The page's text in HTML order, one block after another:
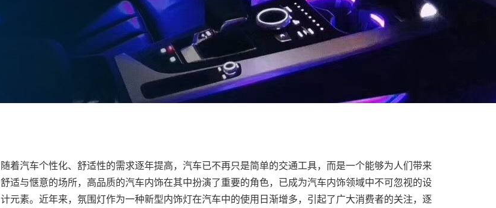
随着汽车个性化、舒适性的需求逐年提高，汽车已不再只是简单的交通工具，而是一个能够为人们带来
舒适与惬意的场所，高品质的汽车内饰在其中扮演了重要的角色，已成为汽车内饰领域中不可忽视的设
计元素。近年来，氛围灯作为一种新型内饰灯在汽车中的使用日渐增多，引起了广大消费者的关注，逐